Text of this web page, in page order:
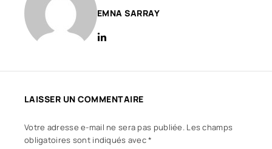
EMNA SARRAY
LAISSER UN COMMENTAIRE
Votre adresse e-mail ne sera pas publiée. Les champs
obligatoires sont indiqués avec*